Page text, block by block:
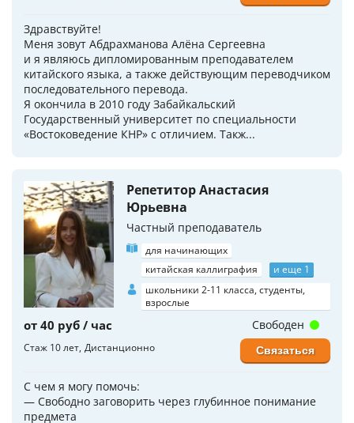
Здравствуйте!
Меня зовут Абдрахманова Алёна Сергеевна
и я являюсь дипломированным преподавателем
китайского языка, а также действующим переводчиком
последовательного перевода.
Я окончила в 2010 году Забайкальский
Государственный университет по специальности
«Востоковедение КНР» с отличием. Такж...
Репетитор Анастасия
Юрьевна
Частный преподаватель
для начинающих
китайская каллиграфия
и еще 1
школьники 2-11 класса, студенты,
взрослые
от 40 руб / час
Стаж 10 лет Дистанционно
С чем я могу помочь:
— Свободно заговорить через глубинное понимание
предмета
Свободен
Связаться